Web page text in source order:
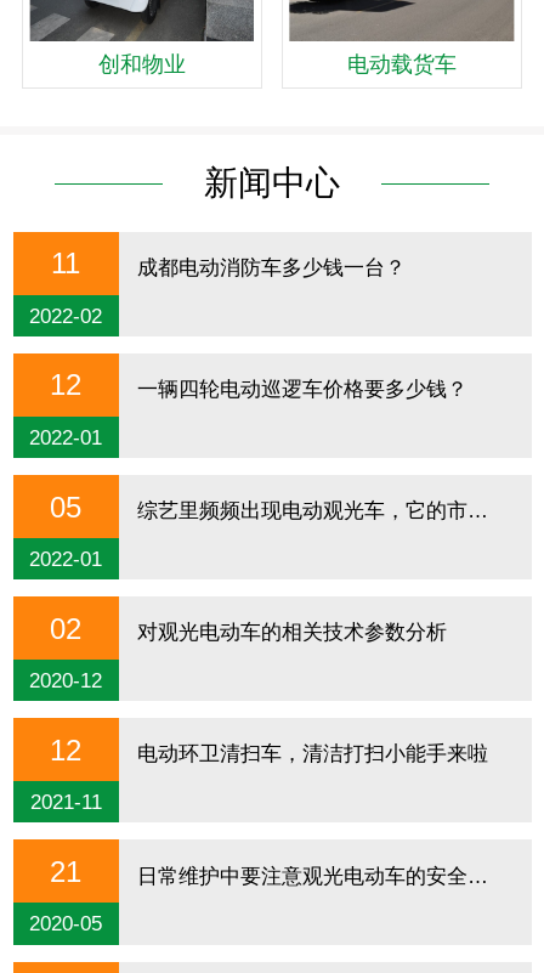
创和物业 电动载货车
新闻中心
11
2022-02
成都电动消防车多少钱一台？
12
2022-01
一辆四轮电动巡逻车价格要多少钱？
05
2022-01
综艺里频频出现电动观光车，它的市场究竟有多大呢？
02
2020-12
对观光电动车的相关技术参数分析
12
2021-11
电动环卫清扫车，清洁打扫小能手来啦
21
2020-05
日常维护中要注意观光电动车的安全检查